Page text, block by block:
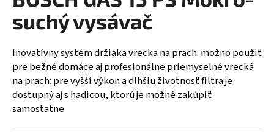
suchý vysávač
Inovatívny systém držiaka vrecka na prach: možno použiť
pre bežné domáce aj profesionálne priemyselné vrecká
na prach: pre vyšší výkon a dlhšiu životnosť filtra je
dostupný aj s hadicou, ktorú je možné zakúpiť
samostatne
á
j
s
ť
?